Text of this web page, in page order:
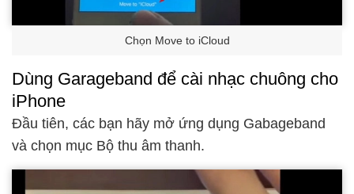
Chọn Move to iCloud
Dùng Garageband để cài nhạc chuông cho
iPhone
Đầu tiên, các bạn hãy mở ứng dụng Gabageband
và chọn mục Bộ thu âm thanh.